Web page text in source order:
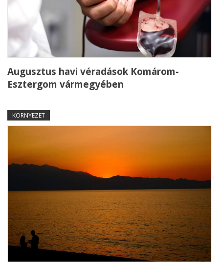
Augusztus havi véradások Komárom-
Esztergom vármegyében
KÖRNYEZET